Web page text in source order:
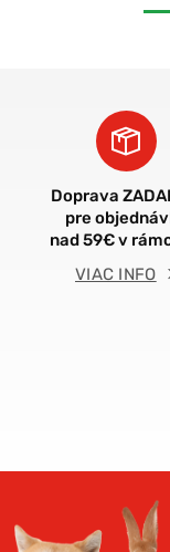
Doprava
pre
nad 59€ v
VIAC INFO